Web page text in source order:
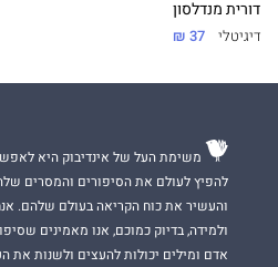
דורית מנדלסון
דיגיטלי 37 ₪
משימת העל של אינדיבוק היא
להפיץ לעולם את הסיפורים והמסרים
והעשיר את כוח הקריאה בעולם שלהם.
ולמידה, בדיוק כמוכם, אנו מאמינים
אדם ומילים יכולות להעצים ולשנות את